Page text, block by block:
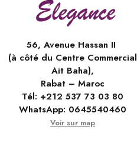
56, Avenue Hassan II
(à côté du Centre Commercial
Ait Baha),
Rabat – Maroc
Tél: +212 537 73 03 80
WhatsApp: 0645540460
Voir sur map